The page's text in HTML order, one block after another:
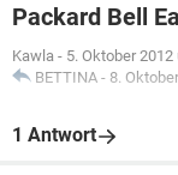
Packard Bell
Kawla - 5. Oktober 2012
BETTINA - 8.
1 Antwort